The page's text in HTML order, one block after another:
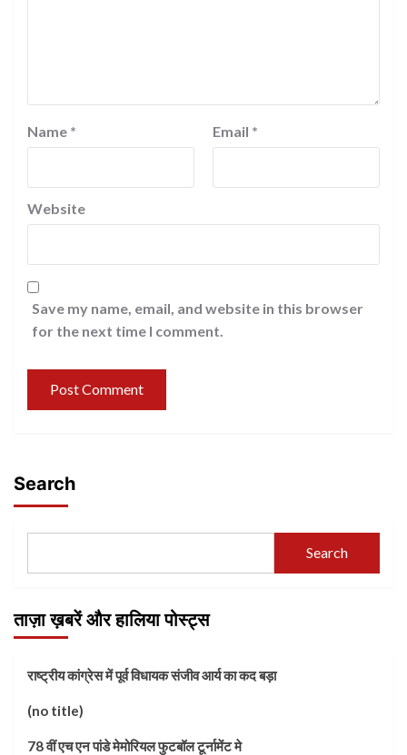
Name * Email *
Website
Save my name, email, and website in this browser
for the next time I comment.
Search
Search
ताज़ा ख़बरें और हालिया पोस्ट्स
राष्ट्रीय कांग्रेस में पूर्व विधायक संजीव आर्य का कद बड़ा
(no title)
78 वीं एच एन पांडे मेमोरियल फुटबॉल टूर्नामेंट मे